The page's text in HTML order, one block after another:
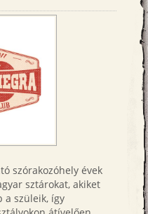
szórakozóhely évek
sztárokat, akiket
a szüleik, így